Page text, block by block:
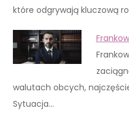
które odgrywają kluczową
walutach obcych,
Sytuacja…